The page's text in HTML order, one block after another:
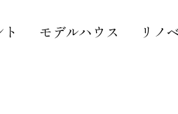
モデルハウス リノ